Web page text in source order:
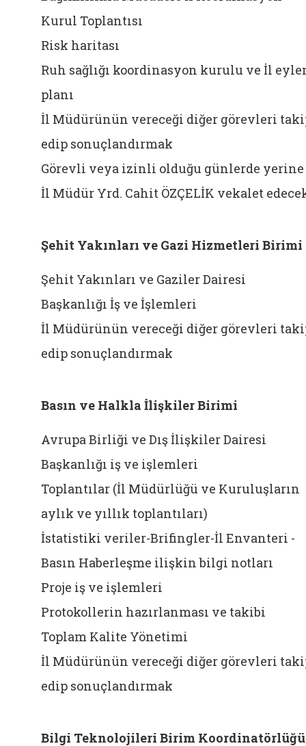
Kurul Toplantısı
Risk haritası
Ruh sağlığı koordinasyon kurulu ve İl
planı
İl Müdürünün vereceği diğer görevleri
edip sonuçlandırmak
Görevli veya izinli olduğu günlerde yerine
İl Müdür Yrd. Cahit ÖZÇELİK vekalet
Şehit Yakınları ve Gazi Hizmetleri Birimi
Şehit Yakınları ve Gaziler Dairesi
Başkanlığı İş ve İşlemleri
İl Müdürünün vereceği diğer görevleri
edip sonuçlandırmak
Basın ve Halkla İlişkiler Birimi
Avrupa Birliği ve Dış İlişkiler Dairesi
Başkanlığı iş ve işlemleri
Toplantılar (İl Müdürlüğü ve Kuruluşların
aylık ve yıllık toplantıları)
İstatistiki veriler-Brifingler-İl Envanteri -
Basın Haberleşme ilişkin bilgi notları
Proje iş ve işlemleri
Protokollerin hazırlanması ve takibi
Toplam Kalite Yönetimi
İl Müdürünün vereceği diğer görevleri
edip sonuçlandırmak
Bilgi Teknolojileri Birim Koordinatörlüğü